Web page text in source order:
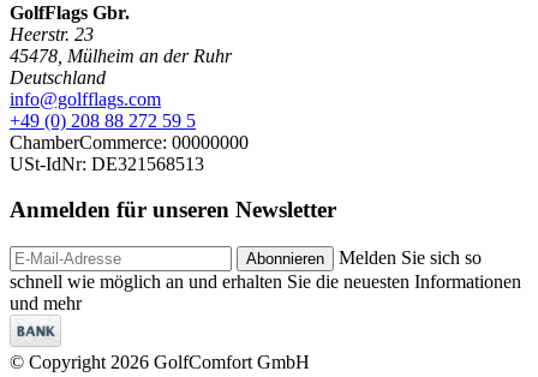
GolfFlags Gbr.
Heerstr. 23
45478 Mülheim an der Ruhr
Deutschland
info@golfflags.com
+49 (0) 208 88 272 59 5
ChamberCommerce: 00000000
USt-IdNr: DE321568513
Anmelden für unseren Newsletter
Abonnieren
Melden Sie sich so
schnell wie möglich an und erhalten Sie die neuesten Informationen
und mehr
© Copyright 2026 GolfComfort GmbH